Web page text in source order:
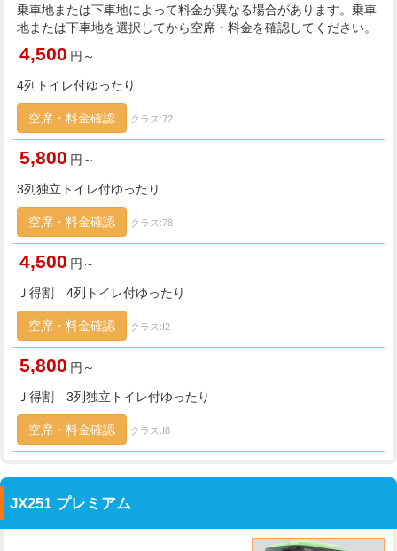
乗車地または下車地によって料金が異なる場合があります。乗車
地または下車地を選択してから空席・料金を確認してください。
4,500 円～
4列トイレ付ゆったり
空席・料金確認 クラス:72
5,800 円～
3列独立トイレ付ゆったり
空席・料金確認 クラス:78
4,500 円～
Ｊ得割 4列トイレ付ゆったり
空席・料金確認 クラス:I2
5,800 円～
Ｊ得割 3列独立トイレ付ゆったり
空席・料金確認 クラス:I8
JX251 プレミアム